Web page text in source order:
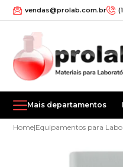
vendas@prolab.com.br
Mais departamentos
Home|Equipamentos para